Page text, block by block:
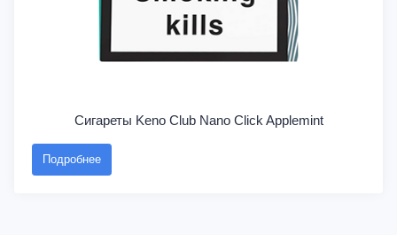
Сигареты Keno Club Nano Click Applemint
Подробнее